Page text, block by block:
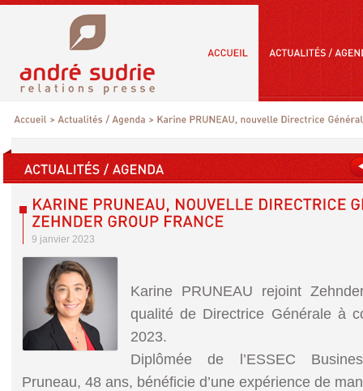
9 janvier 2023
Karine PRUNEAU rejoint
qualité de Directrice Générale à
2023.
Diplômée de l’ESSEC
Pruneau, 48 ans, bénéficie d’une expérience de